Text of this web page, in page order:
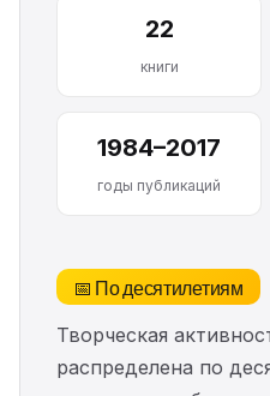
22
книги
1984–2017
годы публикаций
📅 По десятилетиям
Творческая
распределена по